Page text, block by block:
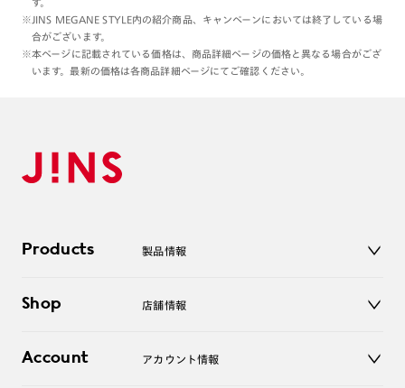
す。
※JINS MEGANE STYLE内の紹介商品、キャンペーンにおいては終了している場
合がございます。
※本ページに記載されている価格は、商品詳細ページの価格と異なる場合がござ
います。最新の価格は各商品詳細ページにてご確認ください。
Products 製品情報
サングラス
コンタクトレンズ
Shop 店舗情報
オンラインショップ
Account アカウント情報